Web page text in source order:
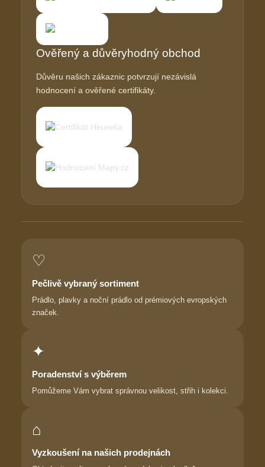
Ověřený a důvěryhodný obchod
Důvěru našich zákaznic potvrzují nezávislá
hodnocení a ověřené certifikáty.
♡
Pečlivě vybraný sortiment
Prádlo, plavky a noční prádlo od prémiových evropských
značek.
✦
Poradenství s výběrem
Pomůžeme Vám vybrat správnou velikost, střih i kolekci.
⌂
Vyzkoušení na našich prodejnách